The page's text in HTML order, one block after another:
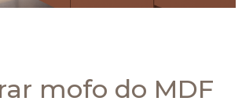
mofo do MDF